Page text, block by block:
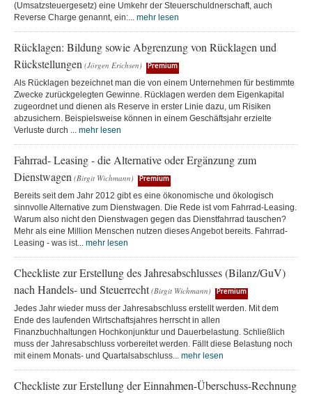
(Umsatzsteuergesetz) eine Umkehr der Steuerschuldnerschaft, auch
Reverse Charge genannt, ein:... mehr lesen
Rücklagen: Bildung sowie Abgrenzung von Rücklagen und
Rückstellungen (Jörgen Erichsen) Premium
Als Rücklagen bezeichnet man die von einem Unternehmen für bestimmte
Zwecke zurückgelegten Gewinne. Rücklagen werden dem Eigenkapital
zugeordnet und dienen als Reserve in erster Linie dazu, um Risiken
abzusichern. Beispielsweise können in einem Geschäftsjahr erzielte
Verluste durch ... mehr lesen
Fahrrad- Leasing - die Alternative oder Ergänzung zum
Dienstwagen (Birgit Wichmann) Premium
Bereits seit dem Jahr 2012 gibt es eine ökonomische und ökologisch
sinnvolle Alternative zum Dienstwagen. Die Rede ist vom Fahrrad-Leasing.
Warum also nicht den Dienstwagen gegen das Dienstfahrrad tauschen?
Mehr als eine Million Menschen nutzen dieses Angebot bereits. Fahrrad-
Leasing - was ist... mehr lesen
Checkliste zur Erstellung des Jahresabschlusses (Bilanz/GuV)
nach Handels- und Steuerrecht (Birgit Wichmann) Premium
Jedes Jahr wieder muss der Jahresabschluss erstellt werden. Mit dem
Ende des laufenden Wirtschaftsjahres herrscht in allen
Finanzbuchhaltungen Hochkonjunktur und Dauerbelastung. Schließlich
muss der Jahresabschluss vorbereitet werden. Fällt diese Belastung noch
mit einem Monats- und Quartalsabschluss... mehr lesen
Checkliste zur Erstellung der Einnahmen-Überschuss-Rechnung